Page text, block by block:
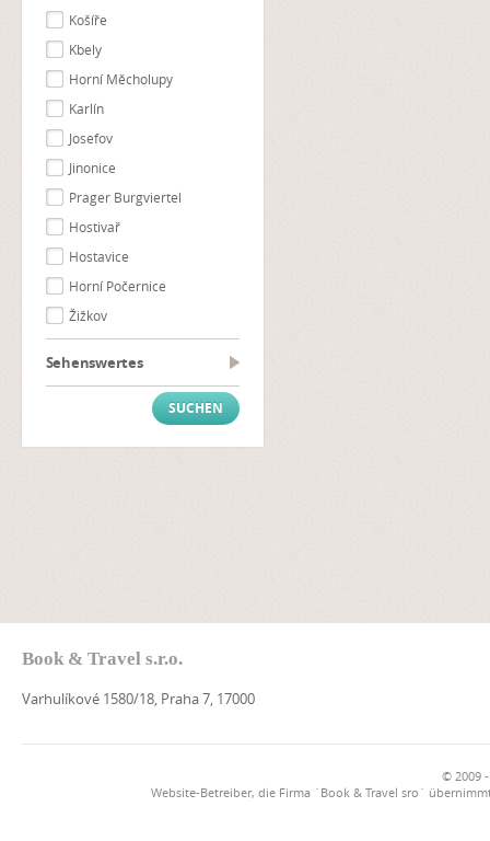
Košíře
Kbely
Horní Měcholupy
Karlín
Josefov
Jinonice
Prager Burgviertel
Hostivař
Hostavice
Horní Počernice
Žižkov
Sehenswertes
Book & Travel s.r.o.
Varhulíkové 1580/18, Praha 7, 17000
© 2009
Website-Betreiber, die Firma `Book & Travel sro`